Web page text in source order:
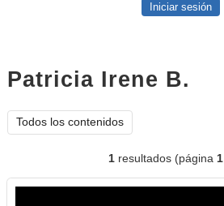
Iniciar sesión
Patricia Irene B.
Todos los contenidos
1 resultados (página1